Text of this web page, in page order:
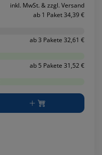
inkl. MwSt. & zzgl. Versand
ab 1 Paket 34,39 €
ab 3 Pakete 32,61 €
ab 5 Pakete 31,52 €